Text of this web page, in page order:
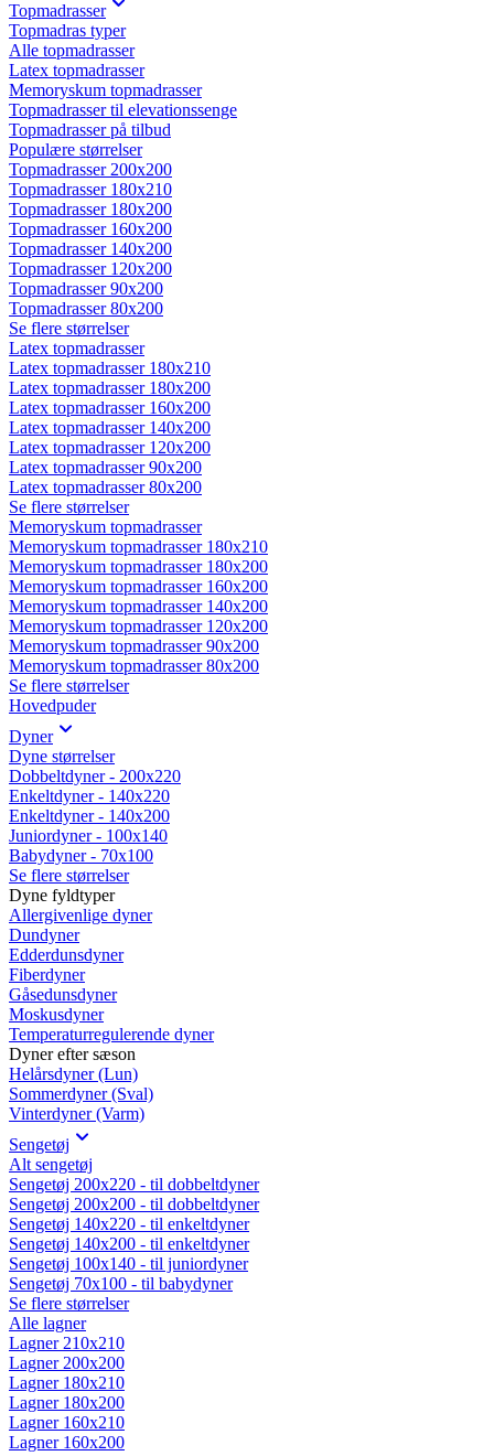
Topmadrasser
Topmadras typer
Alle topmadrasser
Latex topmadrasser
Memoryskum topmadrasser
Topmadrasser til elevationssenge
Topmadrasser på tilbud
Populære størrelser
Topmadrasser 200x200
Topmadrasser 180x210
Topmadrasser 180x200
Topmadrasser 160x200
Topmadrasser 140x200
Topmadrasser 120x200
Topmadrasser 90x200
Topmadrasser 80x200
Se flere størrelser
Latex topmadrasser
Latex topmadrasser 180x210
Latex topmadrasser 180x200
Latex topmadrasser 160x200
Latex topmadrasser 140x200
Latex topmadrasser 120x200
Latex topmadrasser 90x200
Latex topmadrasser 80x200
Se flere størrelser
Memoryskum topmadrasser
Memoryskum topmadrasser 180x210
Memoryskum topmadrasser 180x200
Memoryskum topmadrasser 160x200
Memoryskum topmadrasser 140x200
Memoryskum topmadrasser 120x200
Memoryskum topmadrasser 90x200
Memoryskum topmadrasser 80x200
Se flere størrelser
Hovedpuder
Dyner
Dyne størrelser
Dobbeltdyner - 200x220
Enkeltdyner - 140x220
Enkeltdyner - 140x200
Juniordyner - 100x140
Babydyner - 70x100
Se flere størrelser
Dyne fyldtyper
Allergivenlige dyner
Dundyner
Edderdunsdyner
Fiberdyner
Gåsedunsdyner
Moskusdyner
Temperaturregulerende dyner
Dyner efter sæson
Helårsdyner (Lun)
Sommerdyner (Sval)
Vinterdyner (Varm)
Sengetøj
Alt sengetøj
Sengetøj 200x220 - til dobbeltdyner
Sengetøj 200x200 - til dobbeltdyner
Sengetøj 140x220 - til enkeltdyner
Sengetøj 140x200 - til enkeltdyner
Sengetøj 100x140 - til juniordyner
Sengetøj 70x100 - til babydyner
Se flere størrelser
Alle lagner
Lagner 210x210
Lagner 200x200
Lagner 180x210
Lagner 180x200
Lagner 160x210
Lagner 160x200